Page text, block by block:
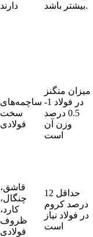
دارند
بیشتر باشد.
ساچمه‌های
سخت
فولادی
میزان منگنز
در فولاد 1-
0.5 درصد
وزن آن
است
قاشق،
چنگال،
کارد،
ظروف
فولادی
حداقل 12
درصد کروم
در فولاد نیاز
است